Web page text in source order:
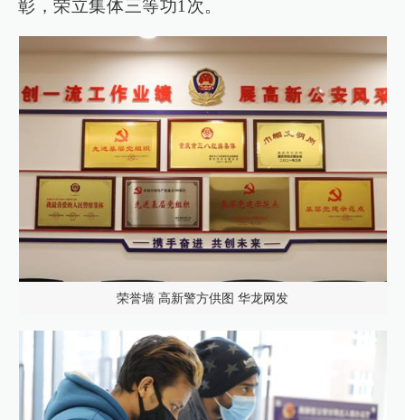
彰，荣立集体三等功1次。
荣誉墙 高新警方供图 华龙网发